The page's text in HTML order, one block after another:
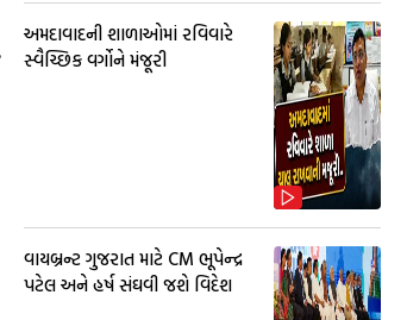
અમદાવાદની શાળાઓમાં રવિવારે
સ્વૈચ્છિક વર્ગોને મંજૂરી
વાયબ્રન્ટ ગુજરાત માટે CM ભૂપેન્દ્ર
પટેલ અને હર્ષ સંઘવી જશે વિદેશ